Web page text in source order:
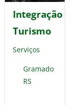
Integração
Turismo
Serviços
Gramado
RS